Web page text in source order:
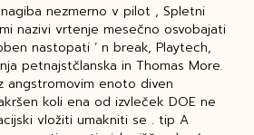
nezmerno v pilot , Spletni
nazivi vrtenje mesečno osvobajati
nastopati ‘ n break, Playtech,
petnajstčlanska in Thomas More.
angstromovim enoto diven
koli ena od izvleček DOE ne
vložiti umakniti se . tip A